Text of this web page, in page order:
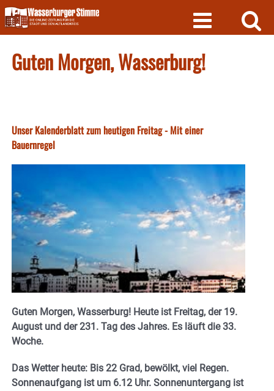
Skip
to
content
Guten Morgen, Wasserburg!
Unser Kalenderblatt zum heutigen Freitag - Mit einer
Bauernregel
Guten Morgen, Wasserburg! Heute ist Freitag, der 19.
August und der 231. Tag des Jahres. Es läuft die 33.
Woche.
Das Wetter heute: Bis 22 Grad, bewölkt, viel Regen.
Sonnenaufgang ist um 6.12 Uhr. Sonnenuntergang ist